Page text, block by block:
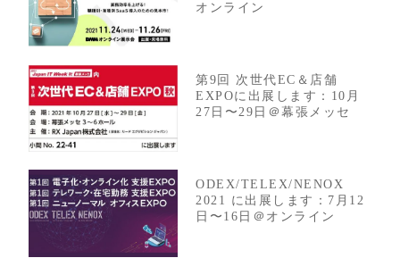
オンライン
第9回 次世代EC＆店舗
EXPOに出展します：10月
27日〜29日＠幕張メッセ
ODEX/TELEX/NENOX
2021 に出展します：7月12
日〜16日＠オンライン